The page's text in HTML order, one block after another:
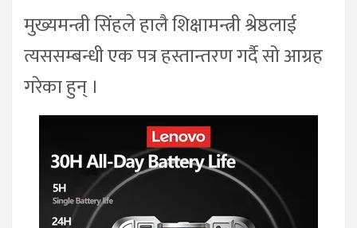
मुख्यमन्त्री सिंहले हालै शिक्षामन्त्री श्रेष्ठलाई
त्यससम्बन्धी एक पत्र हस्तान्तरण गर्दै सो आग्रह
गरेका हुन् ।